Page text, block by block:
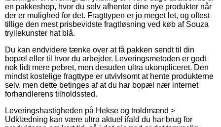
en pakkeshop, hvor du selv afhenter dine nye produkter når
der er mulighed for det. Fragttypen er jo meget let, og oftest
tillige den mest prisbevidste fragtløsning ved køb af Souza
tryllekunster hat blå.
Du kan endvidere tænke over at få pakken sendt til din
bopæl eller til hvor du arbejder. Leveringsmetoden er godt
nok lidt mere pebret, men desuden ultra ukompliceret. Den
mindst kostelige fragttype er utvivlsomt at hente produkterne
selv, men dette betinges af at du har bopæl nær internet
forhandlerens tilholdssted.
Leveringshastigheden på Hekse og troldmænd >
Udklædning kan være ultra aktuel ifald du har brug for